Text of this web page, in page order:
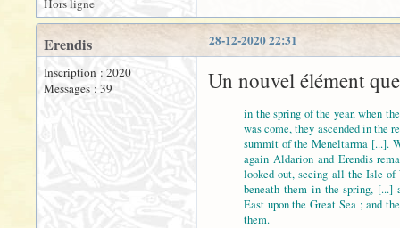
28-12-2020 22:31
Erendis
Inscription : 2020
Messages : 39
Un nouvel élément
in the spring of the year, when
was come, they ascended in the
summit of the Meneltarma [...].
again Aldarion and Erendis
looked out, seeing all the Isle of
beneath them in the spring, [...]
East upon the Great Sea ; and
them.